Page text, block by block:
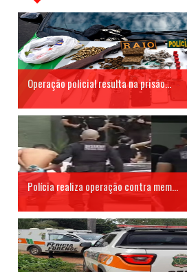
Operação policial resulta na prisão...
Polícia realiza operação contra mem...